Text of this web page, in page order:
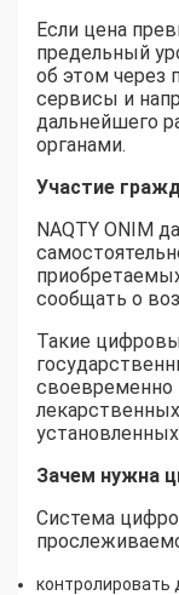
Если цена
предельный
об этом через
сервисы и
дальнейшего
органами.
Участие
NAQTY ONIM
сообщать о
Такие
своевременно
Зачем нужна
Система
контролировать